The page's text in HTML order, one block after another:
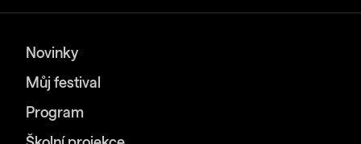
Novinky
Můj festival
Program